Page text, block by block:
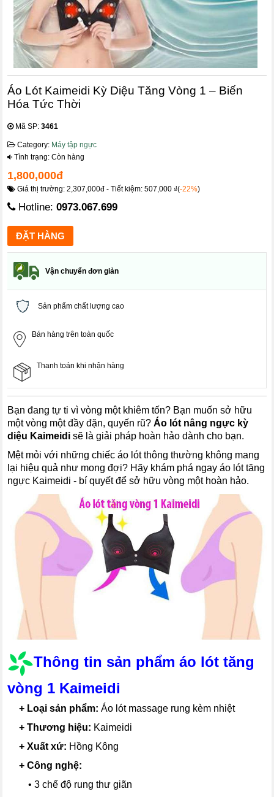
Áo Lót Kaimeidi Kỳ Diệu Tăng Vòng 1 – Biến
Hóa Tức Thời
Mã SP:3461
Category: Máy tập ngực
Tình trạng: Còn hàng
1,800,000đ
Giá thị trường: 2,307,000đ - Tiết kiệm: 507,000 ₫(-22%)
Hotline:0973.067.699
Vận chuyển đơn giản
Sản phẩm chất lượng cao
Bán hàng trên toàn quốc
Thanh toán khi nhận hàng
Bạn đang tự ti vì vòng một khiêm tốn? Bạn muốn sở hữu
một vòng một đầy đặn, quyến rũ?Áo lót nâng ngực kỳ
diệu Kaimeidi sẽ là giải pháp hoàn hảo dành cho bạn.
Mệt mỏi với những chiếc áo lót thông thường không mang
lại hiệu quả như mong đợi? Hãy khám phá ngay áo lót tăng
ngực Kaimeidi - bí quyết để sở hữu vòng một hoàn hảo.
Thông tin sản phẩm áo lót tăng
vòng 1 Kaimeidi
---+ Loại sản phẩm: Áo lót massage rung kèm nhiệt
---+Thương hiệu: Kaimeidi
+Xuất xứ: Hồng Kông
+Công nghệ:
------•3 chế độ rung thư giãn